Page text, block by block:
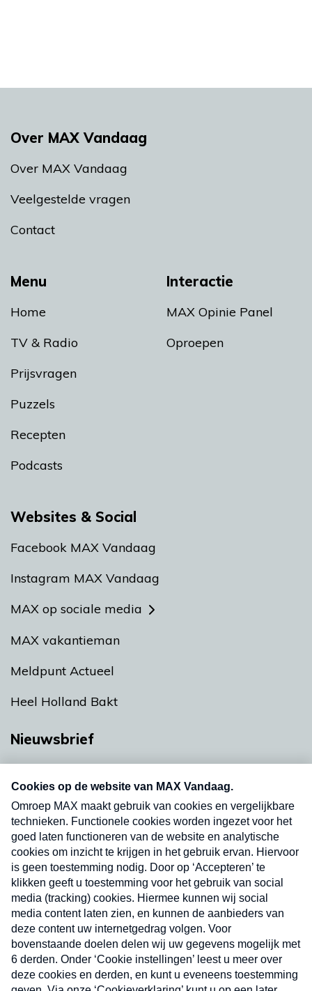
Menu
Home
TV & Radio
Prijsvragen
Puzzels
Recepten
Podcasts
Interactie
MAX Opinie Panel
Oproepen
Over MAX Vandaag
Over MAX Vandaag
Veelgestelde vragen
Contact
Websites & Social
Facebook MAX Vandaag
Instagram MAX Vandaag
MAX op sociale media
MAX vakantieman
Meldpunt Actueel
Heel Holland Bakt
Nieuwsbrief
nieuwsbrief. Elke vrijdag- en dinsdagochtend in
uw mailbox.
Verzend
Nieuwsbrief